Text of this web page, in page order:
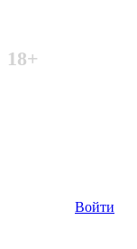
18+
Войти